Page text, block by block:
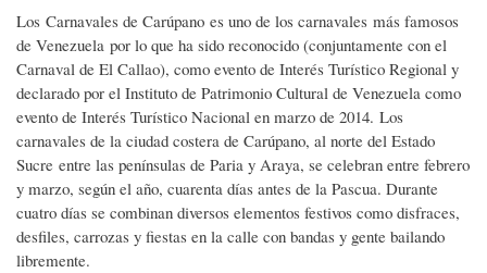
Los Carnavales de Carúpano es uno de los carnavales más famosos
de Venezuela por lo que ha sido reconocido (conjuntamente con el
Carnaval de El Callao), como evento de Interés Turístico Regional y
declarado por el Instituto de Patrimonio Cultural de Venezuela como
evento de Interés Turístico Nacional en marzo de 2014. Los
carnavales de la ciudad costera de Carúpano, al norte del Estado
Sucre entre las penínsulas de Paria y Araya, se celebran entre febrero
y marzo, según el año, cuarenta días antes de la Pascua. Durante
cuatro días se combinan diversos elementos festivos como disfraces,
desfiles, carrozas y fiestas en la calle con bandas y gente bailando
libremente.​